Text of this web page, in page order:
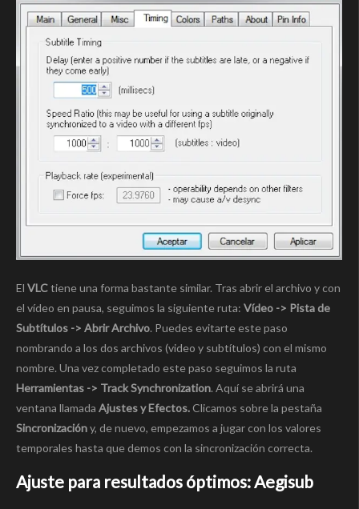
El VLCtiene una forma bastante similar. Tras abrir el archivo y con
el vídeo en pausa, seguimos la siguiente ruta: Vídeo -> Pista de
Subtítulos -> Abrir Archivo. Puedes evitarte este paso
nombrando a los dos archivos (video y subtítulos) con el mismo
nombre. Una vez completado este paso seguimos la ruta
Herramientas -> Track Synchronization. Aquí se abrirá una
ventana llamada Ajustes y Efectos.Clicamos sobre la pestaña
Sincronizacióny, de nuevo, empezamos a jugar con los valores
temporales hasta que demos con la sincronización correcta.
Ajuste para resultados óptimos: Aegisub